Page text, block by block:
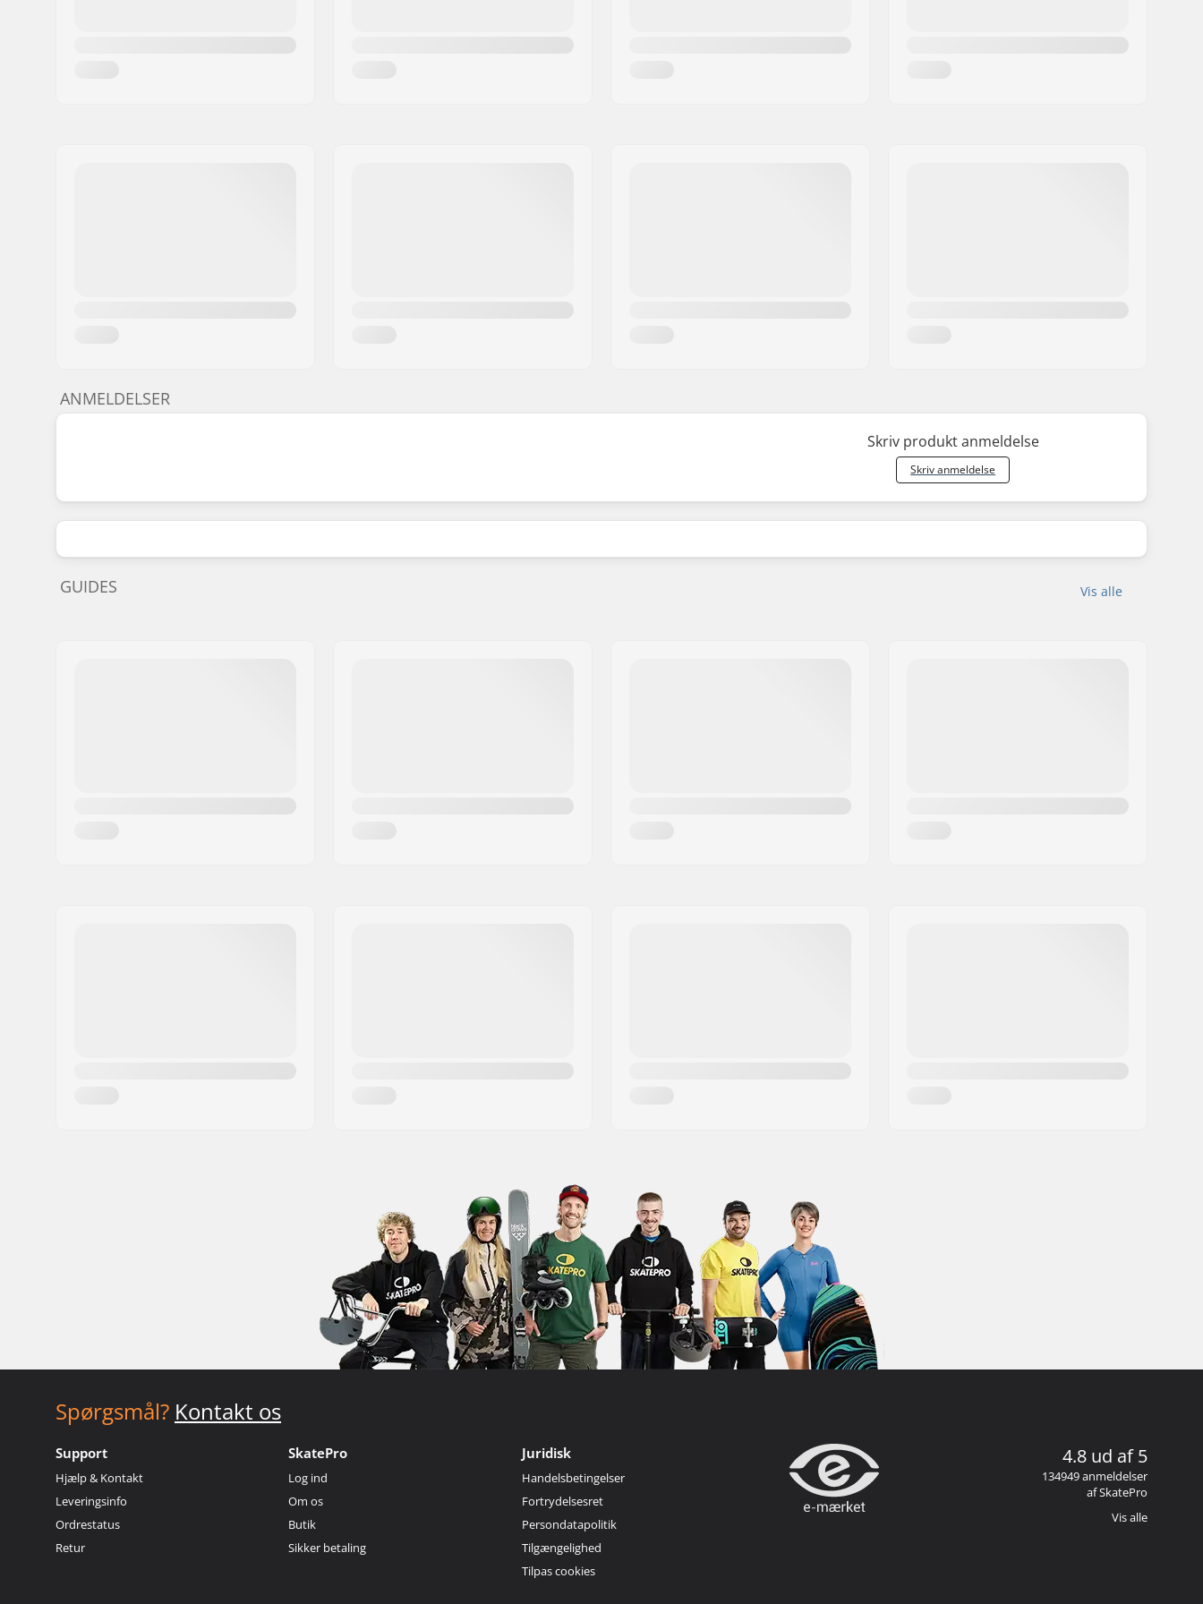
ANMELDELSER
Skriv produkt anmeldelse
Skriv anmeldelse
Vis alle
GUIDES
Spørgsmål? Kontakt os
Support
Hjælp & Kontakt
Leveringsinfo
Ordrestatus
Retur
SkatePro
Log ind
Om os
Butik
Sikker betaling
Juridisk
Handelsbetingelser
Fortrydelsesret
Persondatapolitik
Tilgængelighed
Tilpas cookies
4.8 ud af 5
134949 anmeldelser
af SkatePro
Vis alle